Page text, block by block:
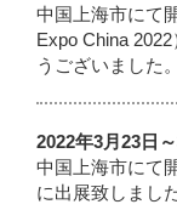
中国上海市にて
Expo China
うございました。
2022年3月23日
中国上海市にて
に出展致しまし